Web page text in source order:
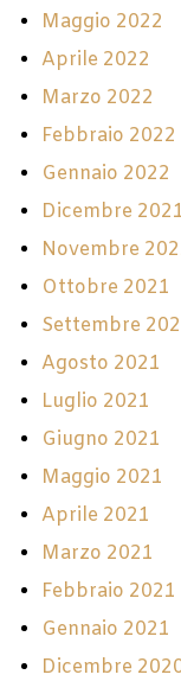
Maggio 2022
Aprile 2022
Marzo 2022
Febbraio 2022
Gennaio 2022
Dicembre 2021
Novembre
Ottobre 2021
Settembre
Agosto 2021
Luglio 2021
Giugno 2021
Maggio 2021
Aprile 2021
Marzo 2021
Febbraio 2021
Gennaio 2021
Dicembre